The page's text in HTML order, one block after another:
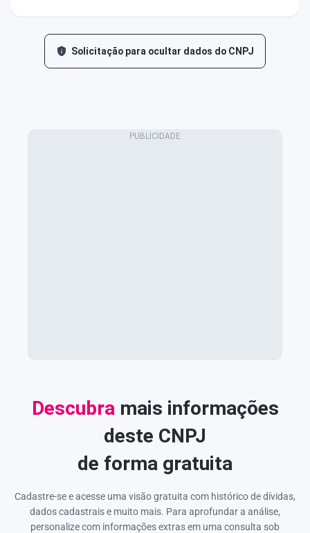
Solicitação para ocultar dados do CNPJ
Descubra mais informações
deste CNPJ
de forma gratuita
Cadastre-se e acesse uma visão gratuita com histórico de dívidas,
dados cadastrais e muito mais. Para aprofundar a análise,
personalize com informações extras em uma consulta sob